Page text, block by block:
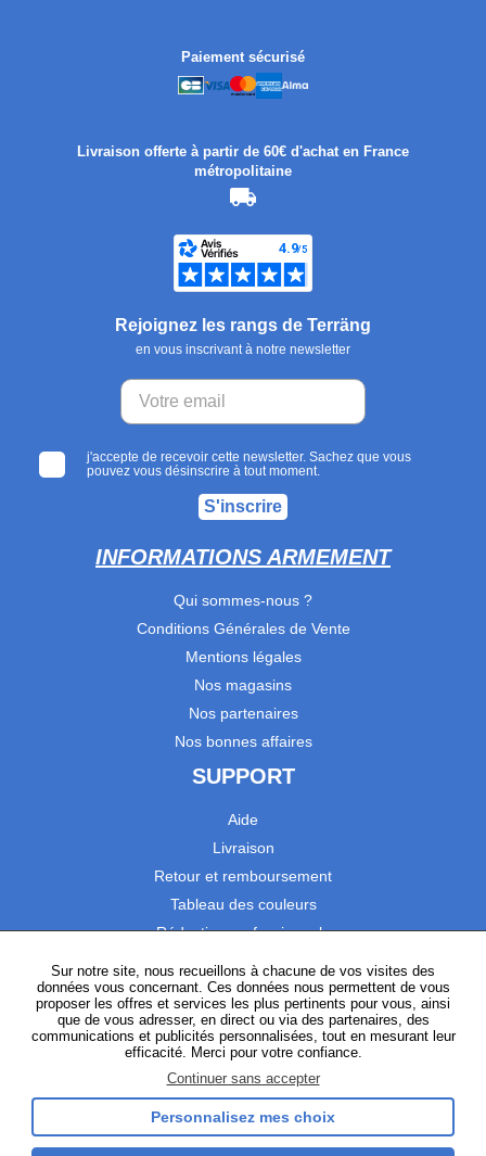
Paiement sécurisé
Livraison offerte à partir de 60€ d'achat en France
métropolitaine
Rejoignez les rangs de Terräng
en vous inscrivant à notre newsletter
j'accepte de recevoir cette newsletter. Sachez que vous
pouvez vous désinscrire à tout moment.
S'inscrire
INFORMATIONS ARMEMENT
Qui sommes-nous ?
Conditions Générales de Vente
Mentions légales
Nos magasins
Nos partenaires
Nos bonnes affaires
SUPPORT
Aide
Livraison
Retour et remboursement
Tableau des couleurs
Réduction professionnels
Satisfaction Clients
SUIVEZ-NOUS
InstagramTikTokFacebookYouTubeLinkedIn
Sur notre site, nous recueillons à chacune de vos visites des
données vous concernant. Ces données nous permettent de vous
proposer les offres et services les plus pertinents pour vous, ainsi
que de vous adresser, en direct ou via des partenaires, des
communications et publicités personnalisées, tout en mesurant leur
efficacité. Merci pour votre confiance.
Continuer sans accepter
Personnalisez mes choix